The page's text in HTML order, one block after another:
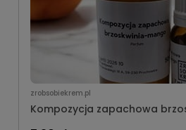
zrobsobiekrem.pl
Kompozycja zapachowa